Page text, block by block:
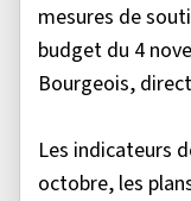
mesures de
budget du 4
Bourgeois,
Les indicateurs
octobre, les